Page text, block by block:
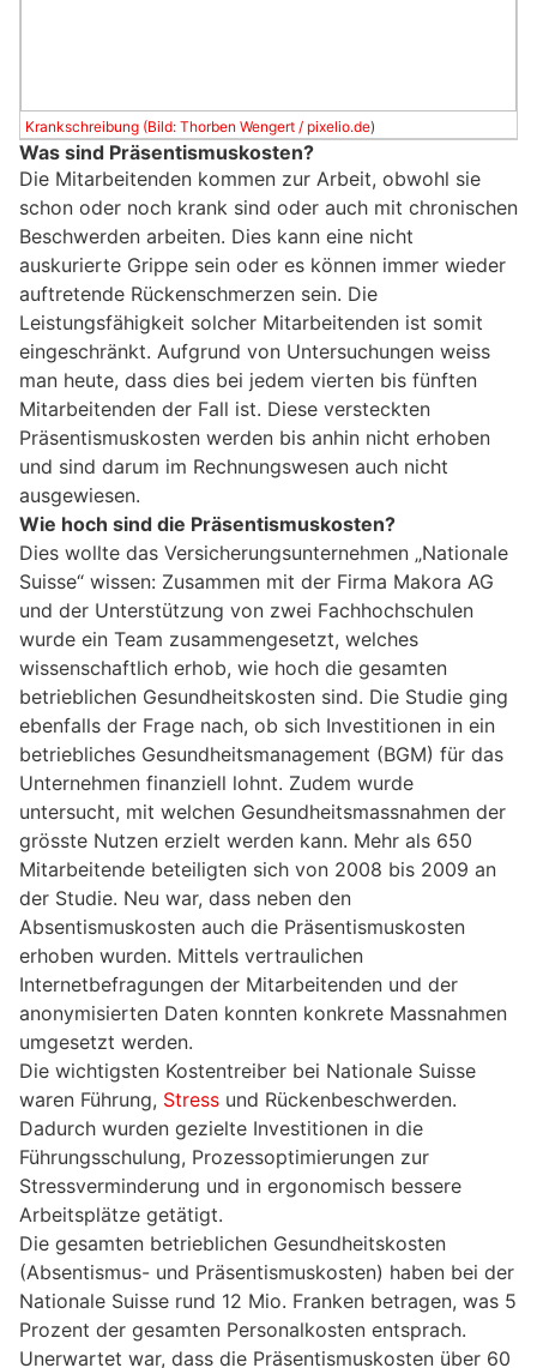
Krankschreibung (Bild: Thorben Wengert / pixelio.de)
Was sind Präsentismuskosten?
Die Mitarbeitenden kommen zur Arbeit, obwohl sie
schon oder noch krank sind oder auch mit chronischen
Beschwerden arbeiten. Dies kann eine nicht
auskurierte Grippe sein oder es können immer wieder
auftretende Rückenschmerzen sein. Die
Leistungsfähigkeit solcher Mitarbeitenden ist somit
eingeschränkt. Aufgrund von Untersuchungen weiss
man heute, dass dies bei jedem vierten bis fünften
Mitarbeitenden der Fall ist. Diese versteckten
Präsentismuskosten werden bis anhin nicht erhoben
und sind darum im Rechnungswesen auch nicht
ausgewiesen.
Wie hoch sind die Präsentismuskosten?
Dies wollte das Versicherungsunternehmen „Nationale
Suisse“ wissen: Zusammen mit der Firma Makora AG
und der Unterstützung von zwei Fachhochschulen
wurde ein Team zusammengesetzt, welches
wissenschaftlich erhob, wie hoch die gesamten
betrieblichen Gesundheitskosten sind. Die Studie ging
ebenfalls der Frage nach, ob sich Investitionen in ein
betriebliches Gesundheitsmanagement (BGM) für das
Unternehmen finanziell lohnt. Zudem wurde
untersucht, mit welchen Gesundheitsmassnahmen der
grösste Nutzen erzielt werden kann. Mehr als 650
Mitarbeitende beteiligten sich von 2008 bis 2009 an
der Studie. Neu war, dass neben den
Absentismuskosten auch die Präsentismuskosten
erhoben wurden. Mittels vertraulichen
Internetbefragungen der Mitarbeitenden und der
anonymisierten Daten konnten konkrete Massnahmen
umgesetzt werden.
Die wichtigsten Kostentreiber bei Nationale Suisse
waren Führung, Stress und Rückenbeschwerden.
Dadurch wurden gezielte Investitionen in die
Führungsschulung, Prozessoptimierungen zur
Stressverminderung und in ergonomisch bessere
Arbeitsplätze getätigt.
Die gesamten betrieblichen Gesundheitskosten
(Absentismus- und Präsentismuskosten) haben bei der
Nationale Suisse rund 12 Mio. Franken betragen, was 5
Prozent der gesamten Personalkosten entsprach.
Unerwartet war, dass die Präsentismuskosten über 60